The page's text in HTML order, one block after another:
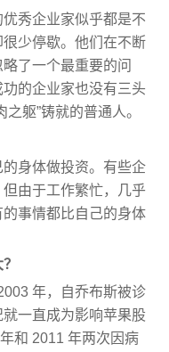
秀企业家似乎都是不
少停歇。他们在不断
了一个最重要的问
的企业家也没有三头
躯”铸就的普通人。
身体做投资。有些企
由于工作繁忙，几乎
事情都比自己的身体
年，自乔布斯被诊
一直成为影响苹果股
和 2011 年两次因病